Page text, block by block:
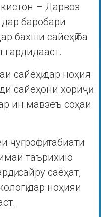
– Дарвоз
баробари
бахши сайёҳӣ ба
гардидааст.
сайёҳӣ дар ноҳия
сайёҳони хориҷӣ
ин мавзеъ соҳаи
табиати
таърихию
сайру саёҳат,
дар ноҳияи